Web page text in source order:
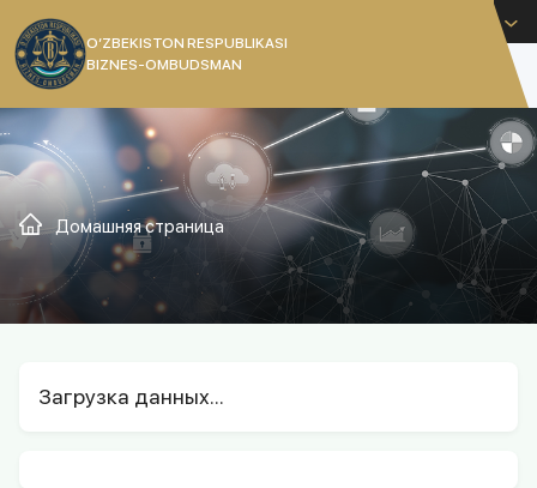
O’ZBEKISTON RESPUBLIKASI
BIZNES-OMBUDSMAN
[]
Домашняя страница
Загрузка данных...